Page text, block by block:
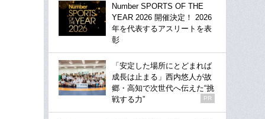
Number SPORTS OF THE
YEAR 2026 開催決定！ 2026
年を代表するアスリートを表
彰
「安定した場所にとどまれば
成長は止まる」西内悠人が故
郷・高知で次世代へ伝えた“挑
戦する力”
PR